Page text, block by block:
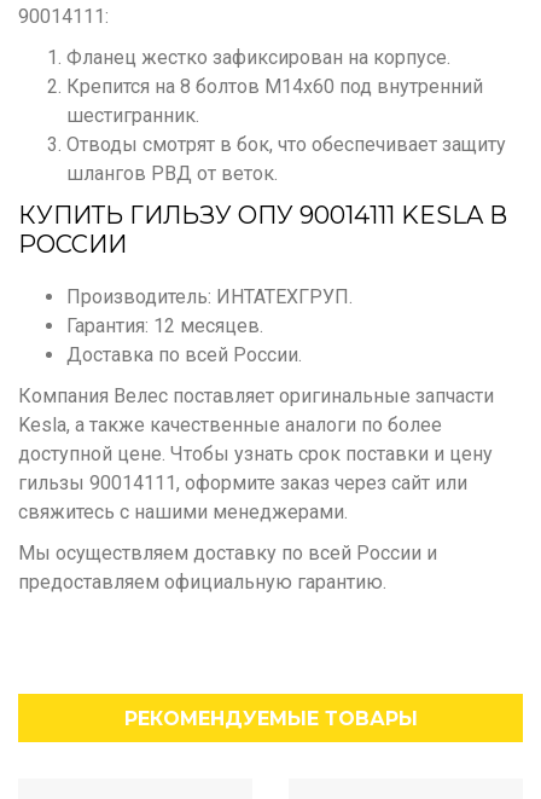
90014111:
Фланец жестко зафиксирован на корпусе.
Крепится на 8 болтов М14х60 под внутренний
шестигранник.
Отводы смотрят в бок, что обеспечивает защиту
шлангов РВД от веток.
КУПИТЬ ГИЛЬЗУ ОПУ 90014111 KESLA В
РОССИИ
Производитель: ИНТАТЕХГРУП.
Гарантия: 12 месяцев.
Доставка по всей России.
Компания Велес поставляет оригинальные запчасти
Kesla, а также качественные аналоги по более
доступной цене. Чтобы узнать срок поставки и цену
гильзы 90014111, оформите заказ через сайт или
свяжитесь с нашими менеджерами.
Мы осуществляем доставку по всей России и
предоставляем официальную гарантию.
РЕКОМЕНДУЕМЫЕ ТОВАРЫ